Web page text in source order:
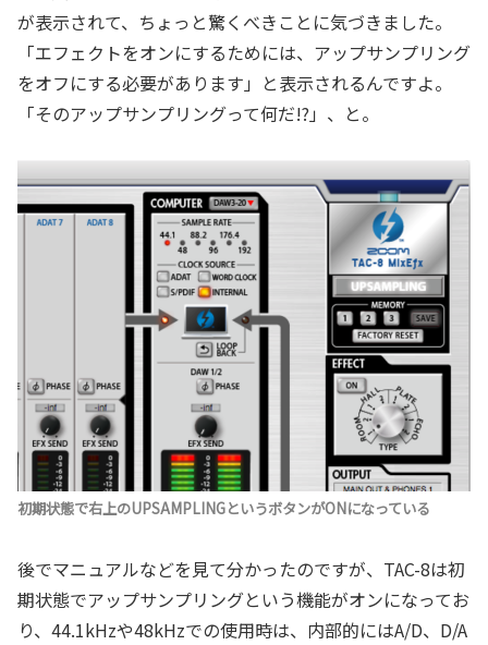
が表示されて、ちょっと驚くべきことに気づきました。
「エフェクトをオンにするためには、アップサンプリング
をオフにする必要があります」と表示されるんですよ。
「そのアップサンプリングって何だ!?」、と。
初期状態で右上のUPSAMPLINGというボタンがONになっている
後でマニュアルなどを見て分かったのですが、TAC-8は初
期状態でアップサンプリングという機能がオンになってお
り、44.1kHzや48kHzでの使用時は、内部的にはA/D、D/A